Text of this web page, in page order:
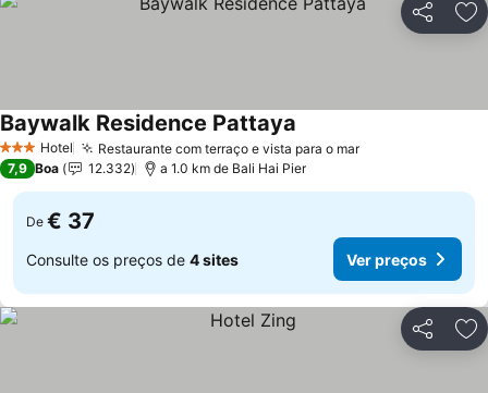
Partilhar
3 EstrelasHotel Restaurante com terraço e vista para o marVer preços
Baywalk Residence Pattaya
7,9 Boa 12.332 a 1.0 km de Bali Hai Pier
De € 37
Consulte os preços de 4 sites Ver preços
Partilhar